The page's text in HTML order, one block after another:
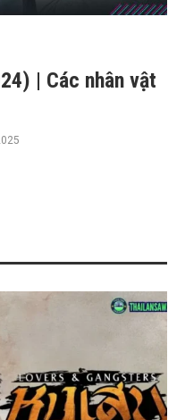
| Các nhân vật